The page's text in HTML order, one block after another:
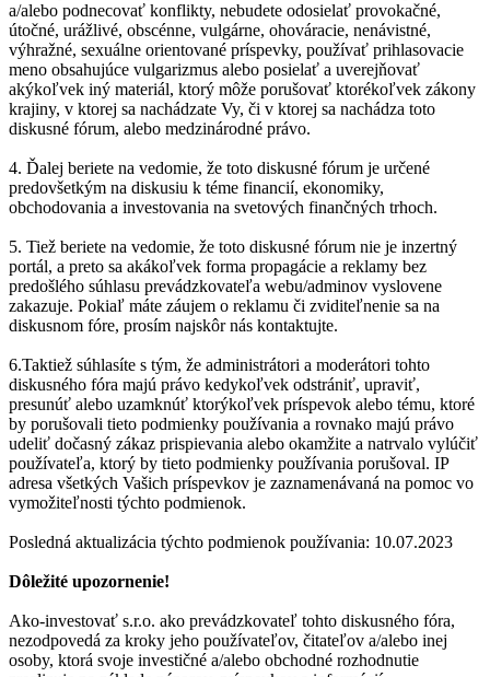
a/alebo podnecovať konflikty, nebudete odosielať provokačné,
útočné, urážlivé, obscénne, vulgárne, ohováracie, nenávistné,
výhražné, sexuálne orientované príspevky, používať prihlasovacie
meno obsahujúce vulgarizmus alebo posielať a uverejňovať
akýkoľvek iný materiál, ktorý môže porušovať ktorékoľvek zákony
krajiny, v ktorej sa nachádzate Vy, či v ktorej sa nachádza toto
diskusné fórum, alebo medzinárodné právo.
4. Ďalej beriete na vedomie, že toto diskusné fórum je určené
predovšetkým na diskusiu k téme financií, ekonomiky,
obchodovania a investovania na svetových finančných trhoch.
5. Tiež beriete na vedomie, že toto diskusné fórum nie je inzertný
portál, a preto sa akákoľvek forma propagácie a reklamy bez
predošlého súhlasu prevádzkovateľa webu/adminov vyslovene
zakazuje. Pokiaľ máte záujem o reklamu či zviditeľnenie sa na
diskusnom fóre, prosím najskôr nás kontaktujte.
6.Taktiež súhlasíte s tým, že administrátori a moderátori tohto
diskusného fóra majú právo kedykoľvek odstrániť, upraviť,
presunúť alebo uzamknúť ktorýkoľvek príspevok alebo tému, ktoré
by porušovali tieto podmienky používania a rovnako majú právo
udeliť dočasný zákaz prispievania alebo okamžite a natrvalo vylúčiť
používateľa, ktorý by tieto podmienky používania porušoval. IP
adresa všetkých Vašich príspevkov je zaznamenávaná na pomoc vo
vymožiteľnosti týchto podmienok.
Posledná aktualizácia týchto podmienok používania: 10.07.2023
Dôležité upozornenie!
Ako-investovať s.r.o. ako prevádzkovateľ tohto diskusného fóra,
nezodpovedá za kroky jeho používateľov, čitateľov a/alebo inej
osoby, ktorá svoje investičné a/alebo obchodné rozhodnutie